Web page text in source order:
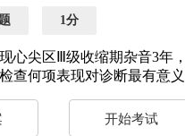
1分
心尖区Ⅲ级收缩期杂音3年
查何项表现对诊断最有意义
开始考试